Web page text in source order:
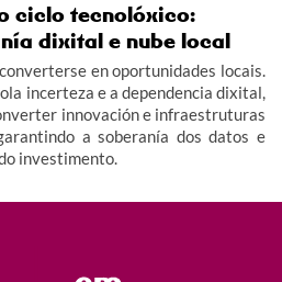
ciclo tecnolóxico:
dixital e nube local
en oportunidades locais.
incerteza e a dependencia dixital,
innovación e infraestruturas
a soberanía dos datos e
investimento.